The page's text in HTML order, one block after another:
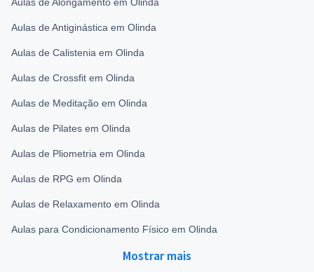
Aulas de Antiginástica em Olinda
Aulas de Calistenia em Olinda
Aulas de Crossfit em Olinda
Aulas de Meditação em Olinda
Aulas de Pilates em Olinda
Aulas de Pliometria em Olinda
Aulas de RPG em Olinda
Aulas de Relaxamento em Olinda
Aulas para Condicionamento Físico em Olinda
Mostrar mais